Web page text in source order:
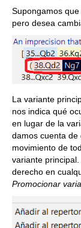
Supongamos
pero desea
La variante
nos indica qué
en lugar de la
damos cuenta de
movimiento de
variante
derecho en
Promocionar